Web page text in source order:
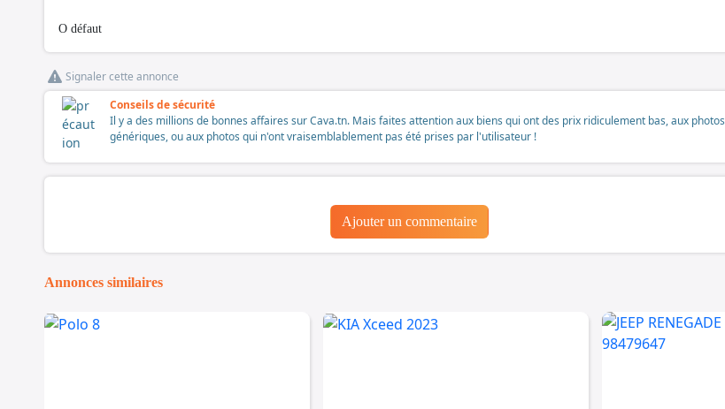
O défaut
Signaler cette annonce
Conseils de sécurité
Il y a des millions de bonnes affaires sur Cava.tn. Mais faites attention aux biens qui ont des prix ridiculement bas, aux photos
génériques, ou aux photos qui n'ont vraisemblablement pas été prises par l'utilisateur !
Ajouter un commentaire
Annonces similaires